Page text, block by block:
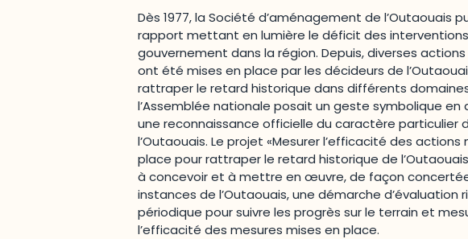
Dès 1977, la Société d’aménagement de l’Outaouais
rapport mettant en lumière le déficit des
gouvernement dans la région. Depuis, diverses
ont été mises en place par les décideurs de
rattraper le retard historique dans différents domaines.
l’Assemblée nationale posait un geste symbolique
une reconnaissance officielle du caractère particulier
l’Outaouais. Le projet «Mesurer l’efficacité des actions
place pour rattraper le retard historique de
à concevoir et à mettre en œuvre, de façon
instances de l’Outaouais, une démarche d’évaluation
périodique pour suivre les progrès sur le terrain et
l’efficacité des mesures mises en place.